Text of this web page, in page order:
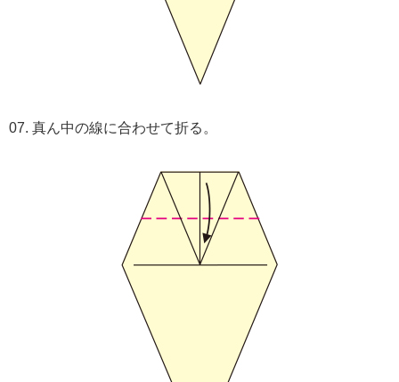
07. 真ん中の線に合わせて折る。